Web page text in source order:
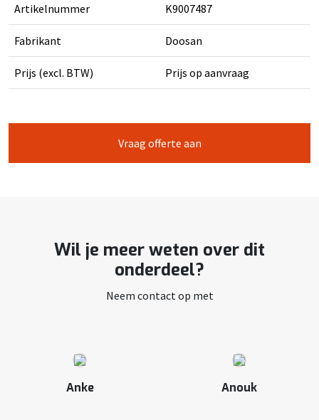
Artikelnummer K9007487
Fabrikant Doosan
Prijs (excl. BTW) Prijs op aanvraag
Vraag offerte aan
Wil je meer weten over dit
onderdeel?
Neem contact op met
Anke Anouk